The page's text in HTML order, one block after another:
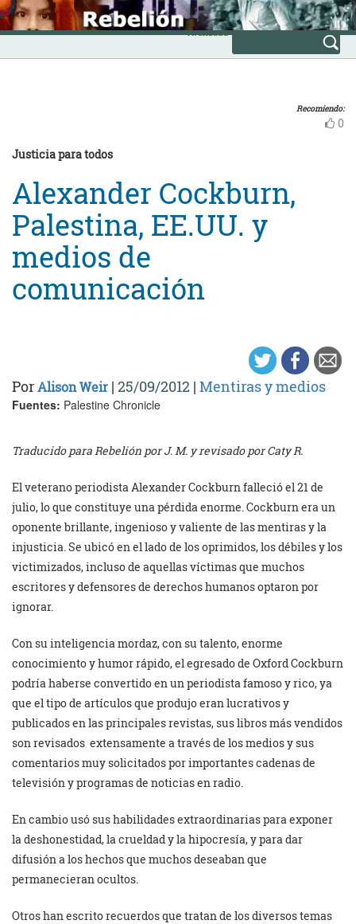
Skip
to
content
INICIO
Avanzada
Recomiendo:
0
Justicia para todos
Alexander Cockburn,
Palestina, EE.UU. y
medios de
comunicación
PorAlison Weir | 25/09/2012 | Mentiras y medios
Fuentes: Palestine Chronicle
Traducido para Rebelión por J. M. y revisado por Caty R.
El veterano periodista Alexander Cockburn falleció el 21 de
julio, lo que constituye una pérdida enorme. Cockburn era un
oponente brillante, ingenioso y valiente de las mentiras y la
injusticia. Se ubicó en el lado de los oprimidos, los débiles y los
victimizados, incluso de aquellas víctimas que muchos
escritores y defensores de derechos humanos optaron por
ignorar.
Con su inteligencia mordaz, con su talento, enorme
conocimiento y humor rápido, el egresado de Oxford Cockburn
podría haberse convertido en un periodista famoso y rico, ya
que el tipo de artículos que produjo eran lucrativos y
publicados en las principales revistas, sus libros más vendidos
son revisados ​​ extensamente a través de los medios y sus
comentarios muy solicitados por importantes cadenas de
televisión y programas de noticias en radio.
En cambio usó sus habilidades extraordinarias para exponer
la deshonestidad, la crueldad y la hipocresía, y para dar
difusión a los hechos que muchos deseaban que
permanecieran ocultos.
Otros han escrito recuerdos que tratan de los diversos temas